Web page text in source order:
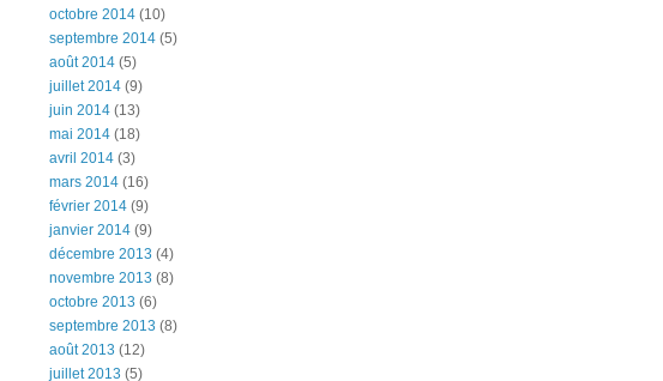
octobre 2014 (10)
septembre 2014 (5)
août 2014 (5)
juillet 2014 (9)
juin 2014 (13)
mai 2014 (18)
avril 2014 (3)
mars 2014 (16)
février 2014 (9)
janvier 2014 (9)
décembre 2013 (4)
novembre 2013 (8)
octobre 2013 (6)
septembre 2013 (8)
août 2013 (12)
juillet 2013 (5)